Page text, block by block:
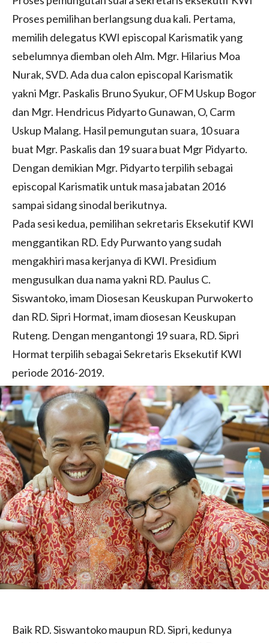
Proses pemilihan berlangsung dua kali. Pertama,
memilih delegatus KWI episcopal Karismatik yang
sebelumnya diemban oleh Alm. Mgr. Hilarius Moa
Nurak, SVD. Ada dua calon episcopal Karismatik
yakni Mgr. Paskalis Bruno Syukur, OFM Uskup Bogor
dan Mgr. Hendricus Pidyarto Gunawan, O, Carm
Uskup Malang. Hasil pemungutan suara, 10 suara
buat Mgr. Paskalis dan 19 suara buat Mgr Pidyarto.
Dengan demikian Mgr. Pidyarto terpilih sebagai
episcopal Karismatik untuk masa jabatan 2016
sampai sidang sinodal berikutnya.
Pada sesi kedua, pemilihan sekretaris Eksekutif KWI
menggantikan RD. Edy Purwanto yang sudah
mengakhiri masa kerjanya di KWI. Presidium
mengusulkan dua nama yakni RD. Paulus C.
Siswantoko, imam Diosesan Keuskupan Purwokerto
dan RD. Sipri Hormat, imam diosesan Keuskupan
Ruteng. Dengan mengantongi 19 suara, RD. Sipri
Hormat terpilih sebagai Sekretaris Eksekutif KWI
periode 2016-2019.
Baik RD. Siswantoko maupun RD. Sipri, kedunya